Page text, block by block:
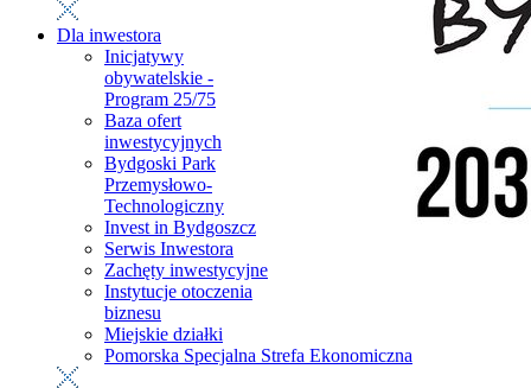
Dla inwestora
Inicjatywy
obywatelskie -
Program 25/75
Baza ofert
inwestycyjnych
Bydgoski Park
Przemysłowo-
Technologiczny
Invest in Bydgoszcz
Serwis Inwestora
Zachęty inwestycyjne
Instytucje otoczenia
biznesu
Miejskie działki
Pomorska Specjalna Strefa Ekonomiczna